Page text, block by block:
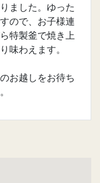
ました。ゆった
ので、お子様連
特製釜で焼き上
味わえます。
お越しをお待ち